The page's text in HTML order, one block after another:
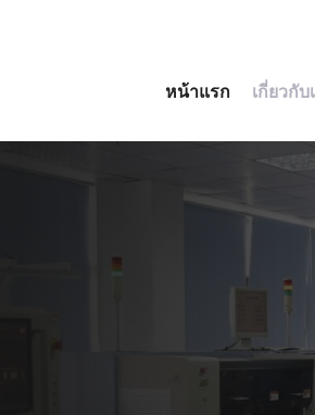
หน้าแรก เกี่ยวกับ